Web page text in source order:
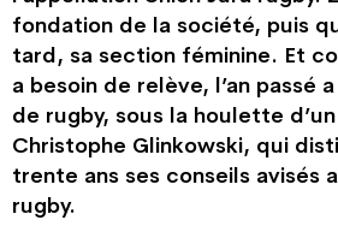
fondation de la société, puis
tard, sa section féminine. Et
a besoin de relève, l’an passé
de rugby, sous la houlette d’un
Christophe Glinkowski, qui
trente ans ses conseils avisés
rugby.